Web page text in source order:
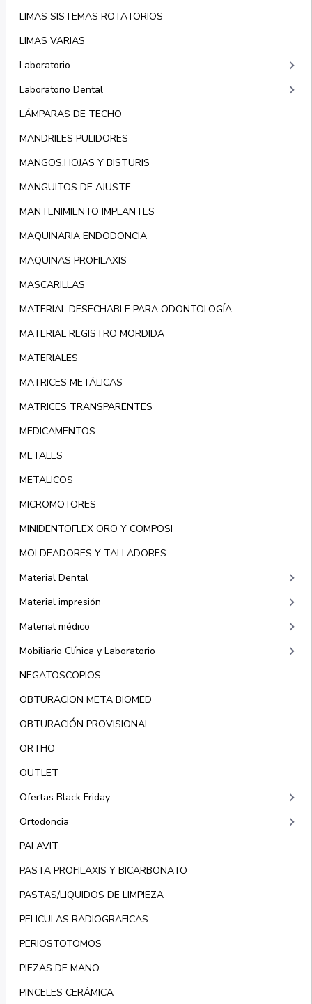
LIMAS SISTEMAS ROTATORIOS
LIMAS VARIAS
Laboratorio
keyboard_arrow_right
Laboratorio Dental keyboard_arrow_right
LÁMPARAS DE TECHO
MANDRILES PULIDORES
MANGOS,HOJAS Y BISTURIS
MANGUITOS DE AJUSTE
MANTENIMIENTO IMPLANTES
MAQUINARIA ENDODONCIA
MAQUINAS PROFILAXIS
MASCARILLAS
MATERIAL DESECHABLE PARA ODONTOLOGÍA
MATERIAL REGISTRO MORDIDA
MATERIALES
MATRICES METÁLICAS
MATRICES TRANSPARENTES
MEDICAMENTOS
METALES
METALICOS
MICROMOTORES
MINIDENTOFLEX ORO Y COMPOSI
MOLDEADORES Y TALLADORES
Material Dental
keyboard_arrow_right
Material impresión keyboard_arrow_right
Material médico keyboard_arrow_right
Mobiliario Clínica y Laboratorio keyboard_arrow_right
NEGATOSCOPIOS
OBTURACION META BIOMED
OBTURACIÓN PROVISIONAL
ORTHO
OUTLET
Ofertas Black Friday
keyboard_arrow_right
Ortodoncia keyboard_arrow_right
PALAVIT
PASTA PROFILAXIS Y BICARBONATO
PASTAS/LIQUIDOS DE LIMPIEZA
PELICULAS RADIOGRAFICAS
PERIOSTOTOMOS
PIEZAS DE MANO
PINCELES CERÁMICA